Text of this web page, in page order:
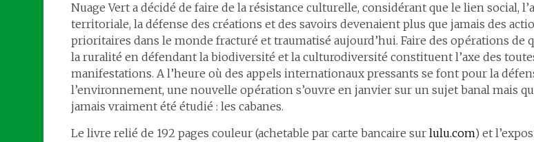
Nuage Vert a décidé de faire de la résistance culturelle, considérant que le lien social,
territoriale, la défense des créations et des savoirs devenaient plus que jamais des
prioritaires dans le monde fracturé et traumatisé aujourd’hui. Faire des opérations de
la ruralité en défendant la biodiversité et la culturodiversité constituent l’axe des
manifestations. A l’heure où des appels internationaux pressants se font pour la
l’environnement, une nouvelle opération s’ouvre en janvier sur un sujet banal mais
jamais vraiment été étudié : les cabanes.
Le livre relié de 192 pages couleur (achetable par carte bancaire sur lulu.com) et